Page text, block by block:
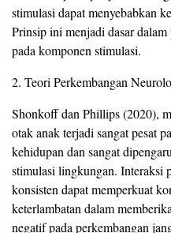
stimulasi dapat menyebabkan
Prinsip ini menjadi dasar
pada komponen stimulasi.
2. Teori Perkembangan
Shonkoff dan Phillips (2020),
otak anak terjadi sangat pesat
kehidupan dan sangat
stimulasi lingkungan. Interaksi
konsisten dapat memperkuat
keterlambatan dalam
negatif pada perkembangan